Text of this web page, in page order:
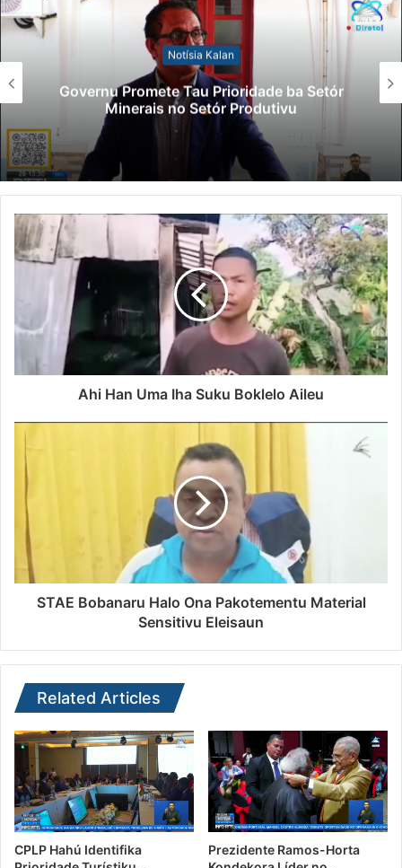
Notísia Kalan
Governu Promete Tau Prioridade ba Setór
Minerais no Setór Produtivu
Ahi Han Uma Iha Suku Boklelo Aileu
STAE Bobanaru Halo Ona Pakotementu Material
Sensitivu Eleisaun
Related Articles
CPLP Hahú Identifika
Prezidente Ramos-Horta